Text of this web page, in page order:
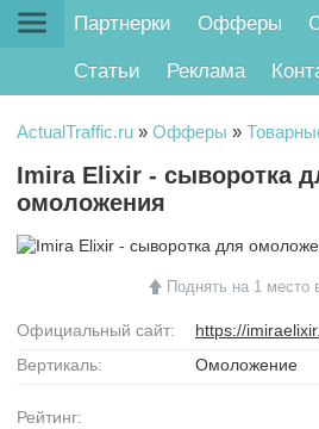
Партнерки Офферы
Статьи Реклама
ActualTraffic.ru » Офферы »
Imira Elixir - сыворотка
омоложения
Поднять на 1 место
Официальный сайт:
https://
Вертикаль:
Омоложение
Рейтинг: